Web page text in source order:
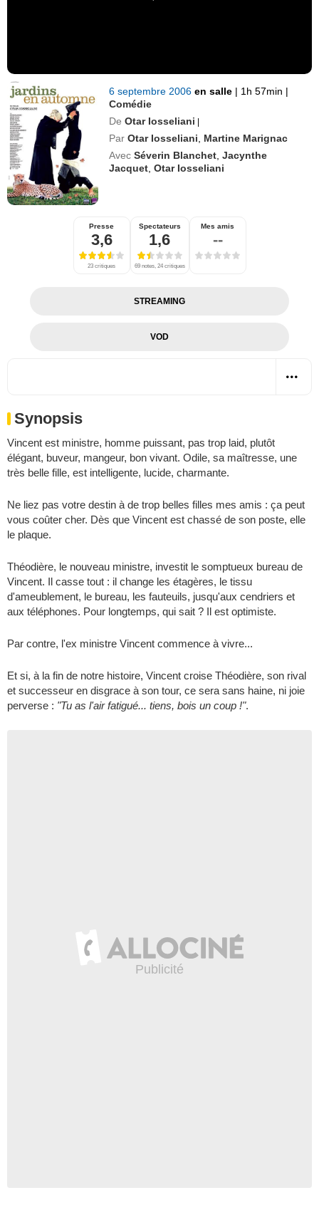
6 septembre 2006en salle | 1h 57min |
Comédie
De Otar Iosseliani |
Par Otar Iosseliani
Martine Marignac
Avec Séverin Blanchet ,Jacynthe
Jacquet ,Otar Iosseliani
Presse
3,6
23 critiques
Spectateurs
1,6
69 notes, 24 critiques
Mes amis
--
STREAMING
VOD
Synopsis
Vincent est ministre, homme puissant, pas trop laid, plutôt
élégant, buveur, mangeur, bon vivant. Odile, sa maîtresse, une
très belle fille, est intelligente, lucide, charmante.
Ne liez pas votre destin à de trop belles filles mes amis : ça peut
vous coûter cher. Dès que Vincent est chassé de son poste, elle
le plaque.
Théodière, le nouveau ministre, investit le somptueux bureau de
Vincent. Il casse tout : il change les étagères, le tissu
d'ameublement, le bureau, les fauteuils, jusqu'aux cendriers et
aux téléphones. Pour longtemps, qui sait ? Il est optimiste.
Par contre, l'ex ministre Vincent commence à vivre...
Et si, à la fin de notre histoire, Vincent croise Théodière, son rival
et successeur en disgrace à son tour, ce sera sans haine, ni joie
perverse : "Tu as l'air fatigué... tiens, bois un coup !".